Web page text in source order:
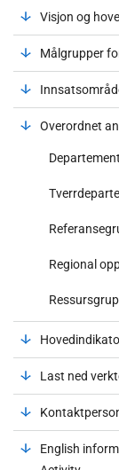
Visjon og
Målgrupper
Overordnet
Regional
Last ned
English